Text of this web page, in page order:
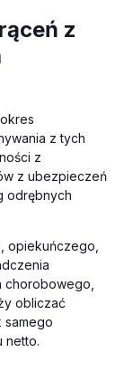
z
z tych
z
z ubezpieczeń
odrębnych
opiekuńczego,
obliczać
samego
netto.